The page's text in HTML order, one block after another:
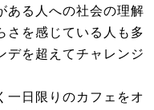
ある人への社会の理解
さを感じている人も多
デを超えてチャレンジ
一日限りのカフェをオ